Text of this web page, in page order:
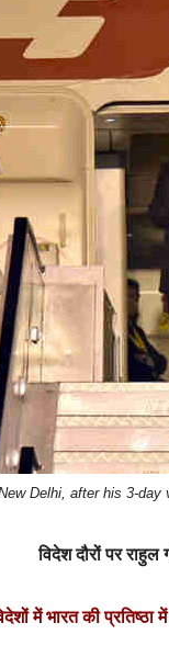
Delhi, after his 3-
विदेश दौरों पर
में भारत की